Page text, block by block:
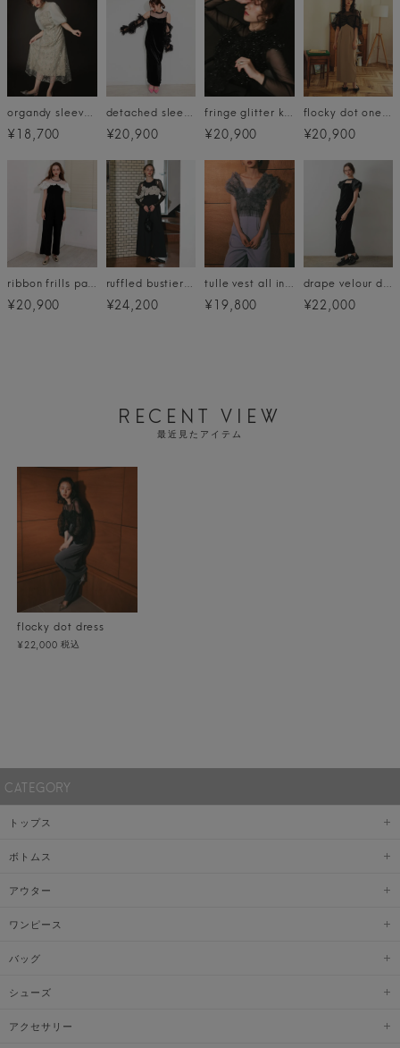
organdy sleeve dress
¥18,700
detached sleeve dress
¥20,900
fringe glitter knot dress
¥20,900
flocky dot one piece
¥20,900
ribbon frills pants dress
¥20,900
ruffled bustier pants dress
¥24,200
tulle vest all in one dress
¥19,800
drape velour dress
¥22,000
RECENT VIEW
最近見たアイテム
flocky dot dress
¥22,000 税込
CATEGORY
トップス
ボトムス
アウター
ワンピース
バッグ
シューズ
アクセサリー